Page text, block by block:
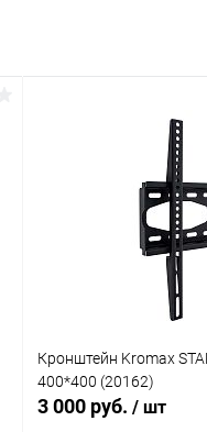
Кронштейн Kromax
400*400 (20162)
3 000 руб. / шт